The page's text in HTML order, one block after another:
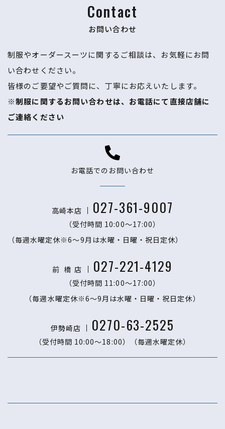
Contact
お問い合わせ
制服やオーダースーツに関するご相談は、お気軽にお問
い合わせください。
​​​​​​​皆様のご要望やご質問に、丁寧にお応えいたします。
※制服に関するお問い合わせは、お電話にて直接店舗に
ご連絡ください
お電話でのお問い合わせ
高崎本店 027-361-9007
（受付時間 10:00〜17:00）
（毎週水曜定休※6～9月は水曜・日曜・祝日定休）
前 橋 店 027-221-4129
（受付時間 11:00〜17:00）
（毎週水曜定休※6～9月は水曜・日曜・祝日定休）
伊勢崎店 0270-63-2525
（受付時間 10:00〜18:00） （毎週水曜定休）